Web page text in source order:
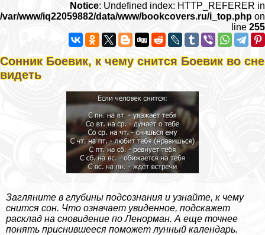
Notice: Undefined index: HTTP_REFERER in
/var/www/iq22059882/data/www/bookcovers.ru/i_top.php on
line 255
Сонник Боевик, к чему снится Боевик во сне
видеть
Загляните в глубины подсознания и узнайте, к чему
снится сон. Что означает увиденное, подскажет
расклад на сновидение по Ленорман. А еще точнее
понять приснившееся поможет лунный календарь.